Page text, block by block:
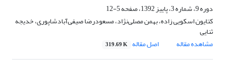
دوره 9، شماره 3، پاییز 1392، صفحه
5-12
کتایون اسکویی زاده، بهمن مصلی‌نژاد، مسعودرضا صیفی‌آبادشاپوری، خدیجه
ثنایی
مشاهده مقاله
اصل مقاله 319.69 K